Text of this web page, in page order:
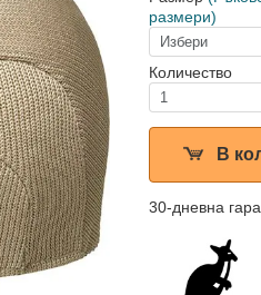
размери)
Количество
В
30-дневна